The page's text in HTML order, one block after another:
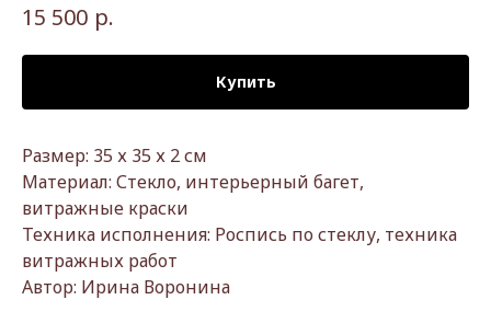
15 500 р.
Купить
Размер: 35 х 35 х 2 см
Материал: Стекло, интерьерный багет,
витражные краски
Техника исполнения: Роспись по стеклу, техника
витражных работ
Автор: Ирина Воронина